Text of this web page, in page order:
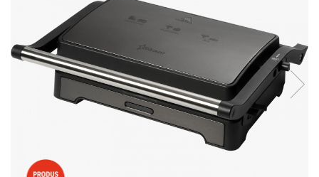
Minibaruri
Racitoare
Side by side
Cuptoare cu microunde
Cuptoare cu microunde
Incorporabile